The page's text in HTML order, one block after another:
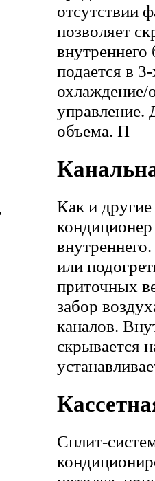
отсутствии
позволяет
подается в
охлаждение/
управление.
объема. П
Как и
или
приточных
забор
каналов.
скрывается
Сплит-